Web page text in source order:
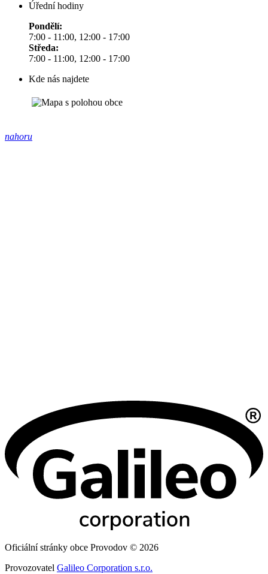
Úřední hodiny
Pondělí:
7:00 - 11:00, 12:00 - 17:00
Středa:
7:00 - 11:00, 12:00 - 17:00
Kde nás najdete
nahoru
Oficiální stránky obce Provodov © 2026
Provozovatel Galileo Corporation s.r.o.